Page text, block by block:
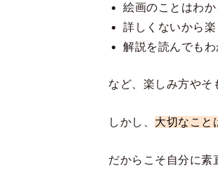
絵画のことはわ
詳しくないから
解説を読んでも
など、楽しみ方やそ
しかし、 大切なこと
だからこそ自分に素